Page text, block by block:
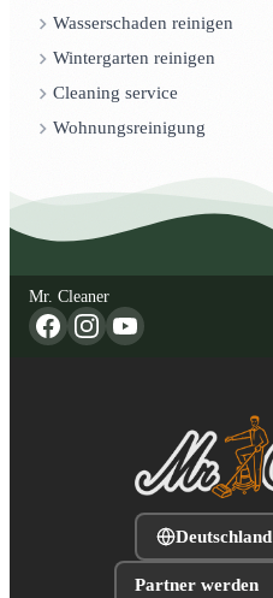
Wasserschaden reinigen
Wintergarten reinigen
Cleaning service
Wohnungsreinigung
Mr. Cleaner
Deutschland
Partner werden